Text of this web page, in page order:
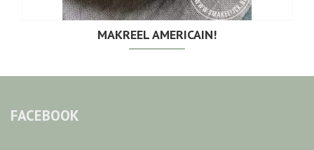
MAKREEL AMERICAIN!
FACEBOOK